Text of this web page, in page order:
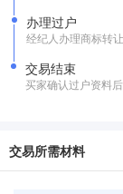
办理过户
经纪人办理商标转
交易结束
买家确认过户资料
交易所需材料